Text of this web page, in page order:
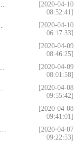
[2020-04-10
08:52:41]
[2020-04-10
06:17:33]
[2020-04-09
08:46:25]
[2020-04-09
08:01:58]
[2020-04-08
09:55:42]
[2020-04-08
09:41:01]
[2020-04-07
09:22:53]